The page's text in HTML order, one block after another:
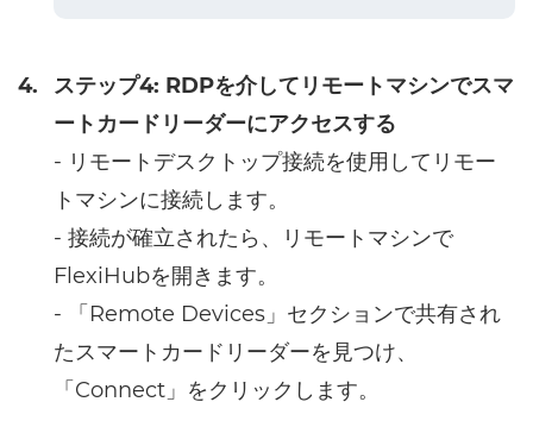
4.
ステップ4: RDPを介してリモートマシンでスマ
ートカードリーダーにアクセスする
- リモートデスクトップ接続を使用してリモー
トマシンに接続します。
- 接続が確立されたら、リモートマシンで
FlexiHubを開きます。
- 「Remote Devices」セクションで共有され
たスマートカードリーダーを見つけ、
「Connect」をクリックします。